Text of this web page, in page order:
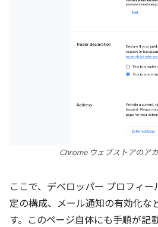
Chrome ウェブストアのア
ここで、デベロッパー プロフィ
定の構成、メール通知の有効化な
す。このページ自体にも手順が記